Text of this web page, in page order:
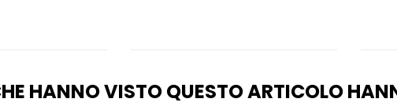
HANNO VISTO QUESTO ARTICOLO